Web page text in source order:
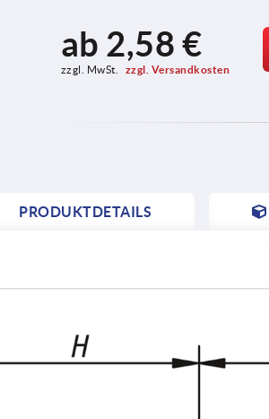
ab 2,58 €
zzgl. MwSt. zzgl. Versandkosten
PRODUKTDETAILS